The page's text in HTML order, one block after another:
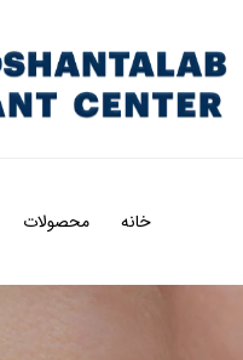
خانه محصولات